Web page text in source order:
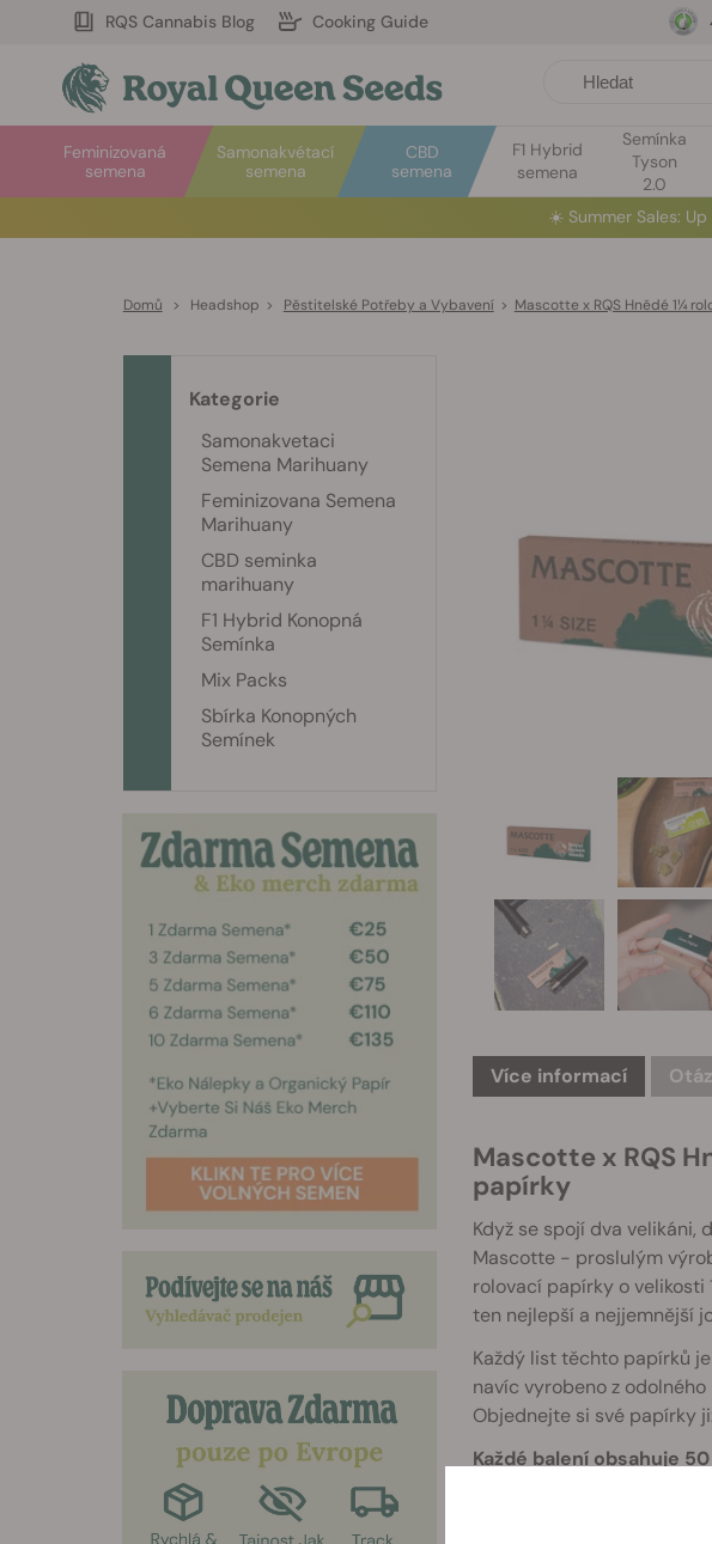
RQS Cannabis Blog Cooking Guide
Samonakvétací
semena
Feminizovaná
semena
CBD
semena
F1 Hybrid
semena
Semínka
Tyson
2.0
☀️ Summer Sales:
Domů > Headshop > Pěstitelské Potřeby a Vybavení > Mascotte x RQS Hnědé 1¼
Více informací
Mascotte x RQS
papírky
Když se spojí dva velikáni,
Mascotte - proslulým
rolovací papírky o velikosti
ten nejlepší a nejjemnější
Každý list těchto papírků
navíc vyrobeno z
Objednejte si své papírky
Každé balení obsahuje
Kategorie
Samonakvetaci
Semena Marihuany
Feminizovana Semena
Marihuany
CBD seminka
marihuany
F1 Hybrid Konopná
Semínka
Mix Packs
Sbírka Konopných
Semínek